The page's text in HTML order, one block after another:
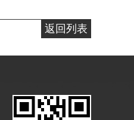
返回列表